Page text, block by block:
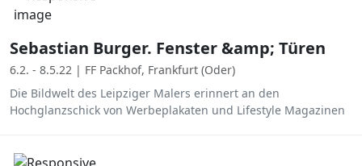
Sebastian Burger. Fenster &amp; Türen
6.2. - 8.5.22 | FF Packhof, Frankfurt (Oder)
Die Bildwelt des Leipziger Malers erinnert an den
Hochglanzschick von Werbeplakaten und Lifestyle Magazinen